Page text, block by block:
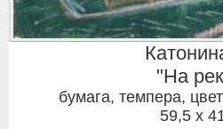
"На
бумага, темпера,
59,5 x